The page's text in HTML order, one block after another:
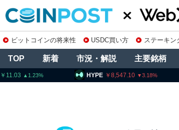
ビットコインの将来性 USDC買い方 ステーキン
TOP 新着 市況・解説 主要銘柄
BTC 10,266,520
HYPE 8,547.10 3.18